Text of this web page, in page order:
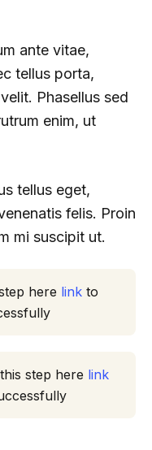
ante vitae,
tellus porta,
Phasellus sed
enim, ut
tellus eget,
felis. Proin
mi suscipit ut.
here link to
step here link